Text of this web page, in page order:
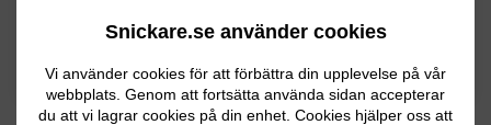
Snickare.se använder cookies
Vi använder cookies för att förbättra din upplevelse på vår
webbplats. Genom att fortsätta använda sidan accepterar
du att vi lagrar cookies på din enhet. Cookies hjälper oss att